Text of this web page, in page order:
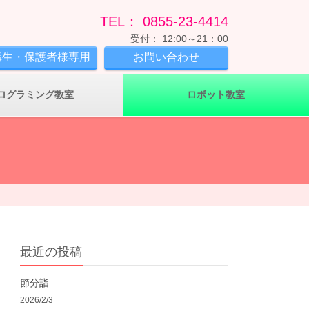
TEL： 0855-23-4414
受付： 12:00～21：00
・保護者様専用 お問い合わせ
グラミング教室 ロボット教室
最近の投稿
節分詣
2026/2/3